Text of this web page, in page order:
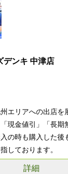
ンキ 中津店
エリアへの出店を
現金値引」「長期
の時も購入した後
しております。
詳細